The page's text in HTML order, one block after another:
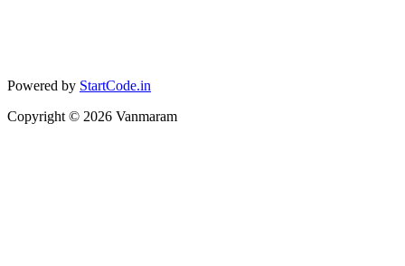
Powered by StartCode.in
Copyright © 2026 Vanmaram